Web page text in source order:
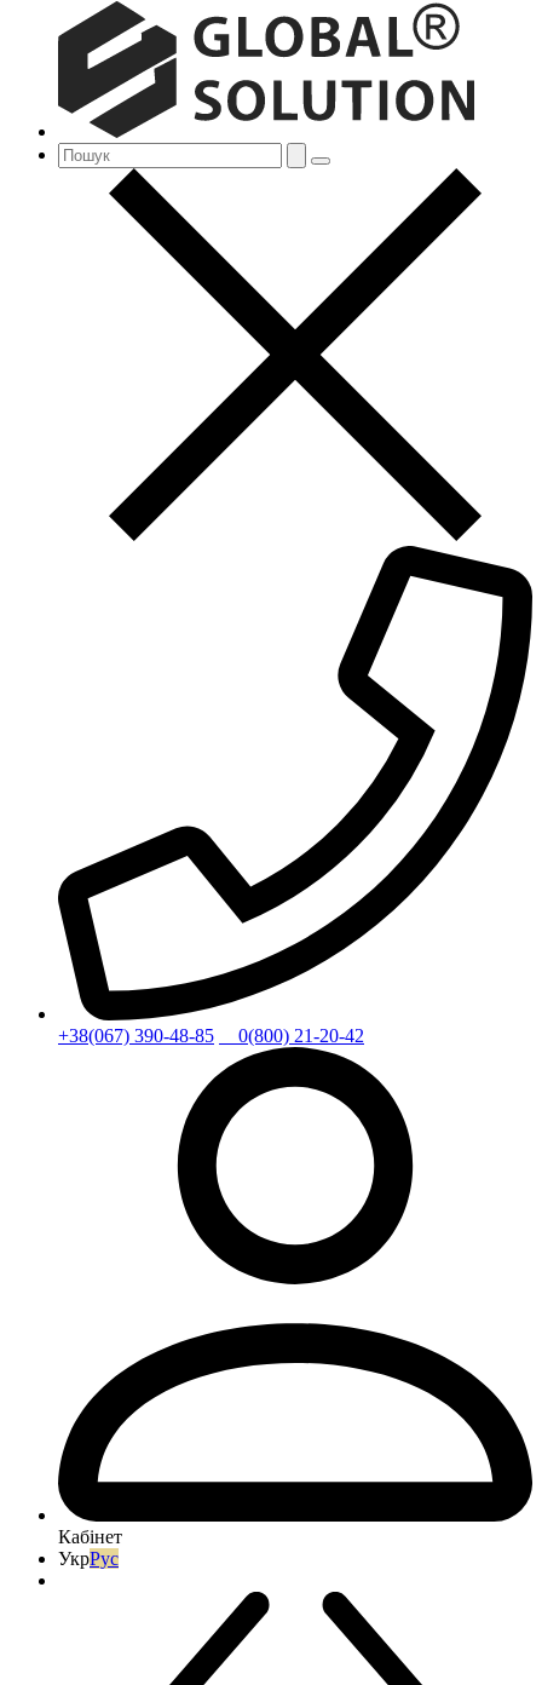
+38(067) 390-48-85 0(800) 21-20-42
Кабінет
УкрРус